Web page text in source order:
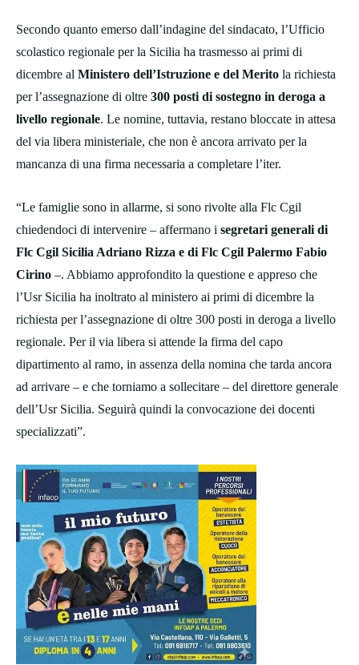
Secondo quanto emerso dall’indagine del sindacato, l’Ufficio
scolastico regionale per la Sicilia ha trasmesso ai primi di
dicembre al Ministero dell’Istruzione e del Merito la richiesta
per l’assegnazione di oltre 300 posti di sostegno in deroga a
livello regionale. Le nomine, tuttavia, restano bloccate in attesa
del via libera ministeriale, che non è ancora arrivato per la
mancanza di una firma necessaria a completare l’iter.
“Le famiglie sono in allarme, si sono rivolte alla Flc Cgil
chiedendoci di intervenire – affermano i segretari generali di
Flc Cgil Sicilia Adriano Rizza e di Flc Cgil Palermo Fabio
Cirino –. Abbiamo approfondito la questione e appreso che
l’Usr Sicilia ha inoltrato al ministero ai primi di dicembre la
richiesta per l’assegnazione di oltre 300 posti in deroga a livello
regionale. Per il via libera si attende la firma del capo
dipartimento al ramo, in assenza della nomina che tarda ancora
ad arrivare – e che torniamo a sollecitare – del direttore generale
dell’Usr Sicilia. Seguirà quindi la convocazione dei docenti
specializzati”.